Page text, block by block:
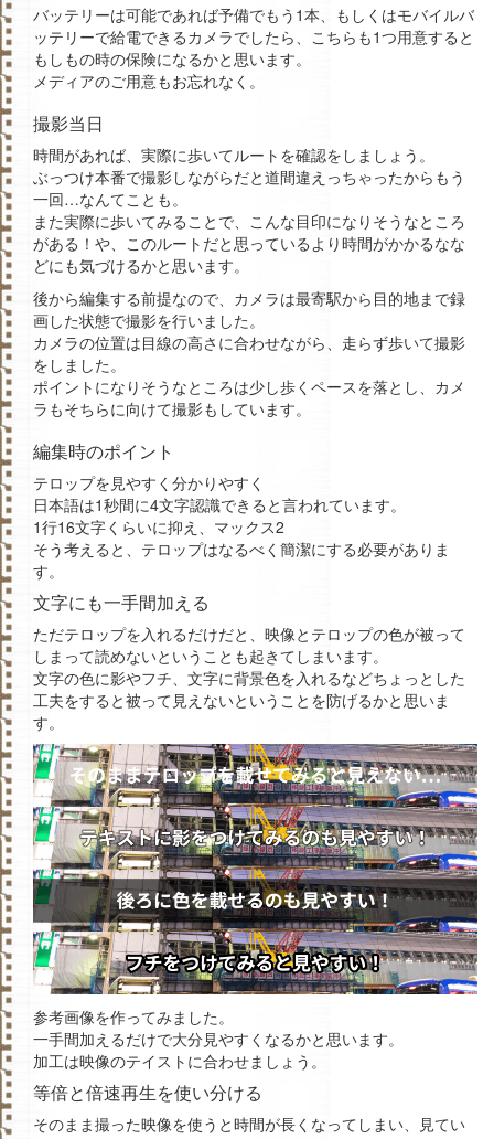
バッテリーは可能であれば予備でもう1本、もしくはモバイルバ
ッテリーで給電できるカメラでしたら、こちらも1つ用意すると
もしもの時の保険になるかと思います。
メディアのご用意もお忘れなく。
撮影当日
時間があれば、実際に歩いてルートを確認をしましょう。
ぶっつけ本番で撮影しながらだと道間違えっちゃったからもう
一回…なんてことも。
また実際に歩いてみることで、こんな目印になりそうなところ
がある！や、このルートだと思っているより時間がかかるなな
どにも気づけるかと思います。
後から編集する前提なので、カメラは最寄駅から目的地まで録
画した状態で撮影を行いました。
カメラの位置は目線の高さに合わせながら、走らず歩いて撮影
をしました。
ポイントになりそうなところは少し歩くペースを落とし、カメ
ラもそちらに向けて撮影もしています。
編集時のポイント
テロップを見やすく分かりやすく
日本語は1秒間に4文字認識できると言われています。
1行16文字くらいに抑え、マックス2
そう考えると、テロップはなるべく簡潔にする必要がありま
す。
文字にも一手間加える
ただテロップを入れるだけだと、映像とテロップの色が被って
しまって読めないということも起きてしまいます。
文字の色に影やフチ、文字に背景色を入れるなどちょっとした
工夫をすると被って見えないということを防げるかと思いま
す。
参考画像を作ってみました。
一手間加えるだけで大分見やすくなるかと思います。
加工は映像のテイストに合わせましょう。
等倍と倍速再生を使い分ける
そのまま撮った映像を使うと時間が長くなってしまい、見てい